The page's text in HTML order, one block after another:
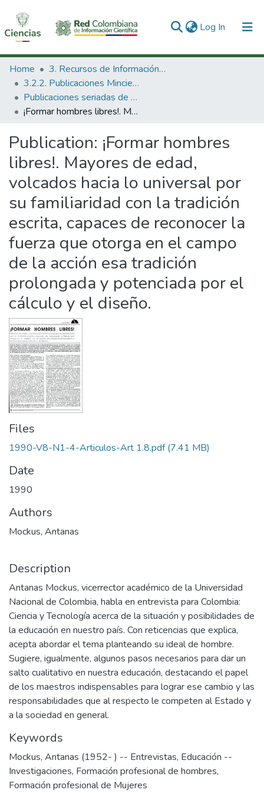
Log In (current)
Communities & Collections
All of DSpace
Statistics
Home
3. Recursos de Información Científica y Tecnológica
3.2.2. Publicaciones Minciencias
Publicaciones seriadas de Minciencias
¡Formar hombres libres!. Mayores de edad, volcados hacia lo universal por su familiaridad con la tradición escrita, capaces de reconocer la fuerza que otorga en el campo de la acción esa tradición prolongada y potenciada por el cálculo y el diseño.
Publication: ¡Formar hombres
libres!. Mayores de edad,
volcados hacia lo universal por
su familiaridad con la tradición
escrita, capaces de reconocer la
fuerza que otorga en el campo
de la acción esa tradición
prolongada y potenciada por el
cálculo y el diseño.
Files
1990-V8-N1-4-Articulos-Art 1.8.pdf(7.41 MB)
Date
1990
Authors
Mockus, Antanas
Description
Antanas Mockus, vicerrector académico de la Universidad
Nacional de Colombia, habla en entrevista para Colombia:
Ciencia y Tecnología acerca de la situación y posibilidades de
la educación en nuestro país. Con reticencias que explica,
acepta abordar el tema planteando su ideal de hombre.
Sugiere, igualmente, algunos pasos necesarios para dar un
salto cualitativo en nuestra educación, destacando el papel
de los maestros indispensables para lograr ese cambio y las
responsabilidades que al respecto le competen al Estado y
a la sociedad en general.
Keywords
Mockus, Antanas (1952- ) -- Entrevistas, Educación --
Investigaciones, Formación profesional de hombres,
Formación profesional de Mujeres